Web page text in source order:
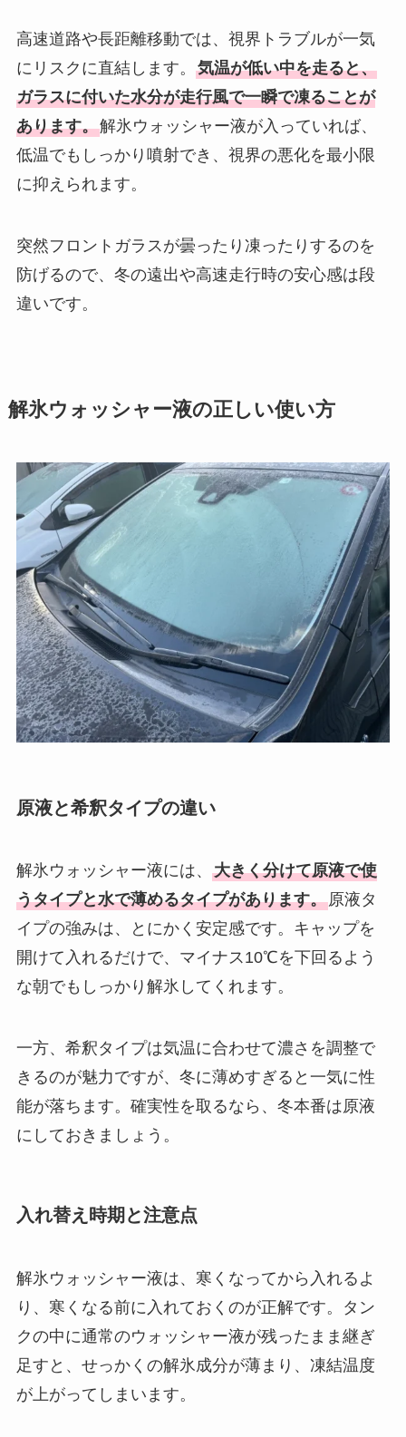
高速道路や長距離移動では、視界トラブルが一気
にリスクに直結します。 気温が低い中を走ると、
ガラスに付いた水分が走行風で一瞬で凍ることが
あります。解氷ウォッシャー液が入っていれば、
低温でもしっかり噴射でき、視界の悪化を最小限
に抑えられます。
突然フロントガラスが曇ったり凍ったりするのを
防げるので、冬の遠出や高速走行時の安心感は段
違いです。
解氷ウォッシャー液の正しい使い方
原液と希釈タイプの違い
解氷ウォッシャー液には、 大きく分けて原液で使
うタイプと水で薄めるタイプがあります。原液タ
イプの強みは、とにかく安定感です。キャップを
開けて入れるだけで、マイナス10℃を下回るよう
な朝でもしっかり解氷してくれます。
一方、希釈タイプは気温に合わせて濃さを調整で
きるのが魅力ですが、冬に薄めすぎると一気に性
能が落ちます。確実性を取るなら、冬本番は原液
にしておきましょう。
入れ替え時期と注意点
解氷ウォッシャー液は、寒くなってから入れるよ
り、寒くなる前に入れておくのが正解です。タン
クの中に通常のウォッシャー液が残ったまま継ぎ
足すと、せっかくの解氷成分が薄まり、凍結温度
が上がってしまいます。